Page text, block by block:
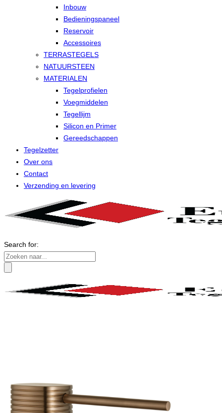
Inbouw
Bedieningspaneel
Reservoir
Accessoires
TERRASTEGELS
NATUURSTEEN
MATERIALEN
Tegelprofielen
Voegmiddelen
Tegellijm
Silicon en Primer
Gereedschappen
Tegelzetter
Over ons
Contact
Verzending en levering
Search for: